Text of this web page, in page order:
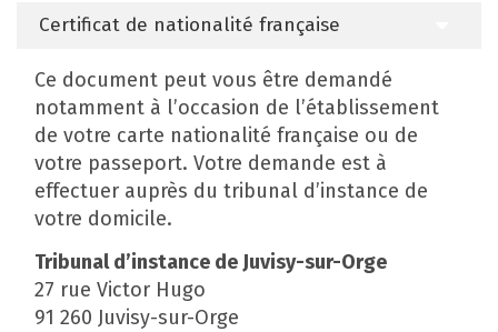
Certificat de nationalité française
Ce document peut vous être demandé
notamment à l’occasion de l’établissement
de votre carte nationalité française ou de
votre passeport. Votre demande est à
effectuer auprès du tribunal d’instance de
votre domicile.
Tribunal d’instance de Juvisy-sur-Orge
27 rue Victor Hugo
91 260 Juvisy-sur-Orge